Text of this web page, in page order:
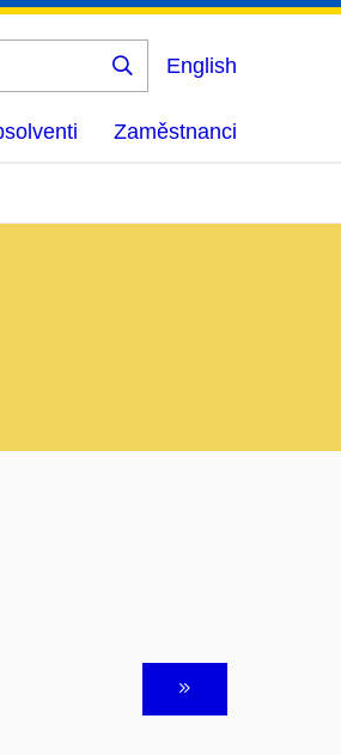
Vyhledat
English
Zaměstnanci